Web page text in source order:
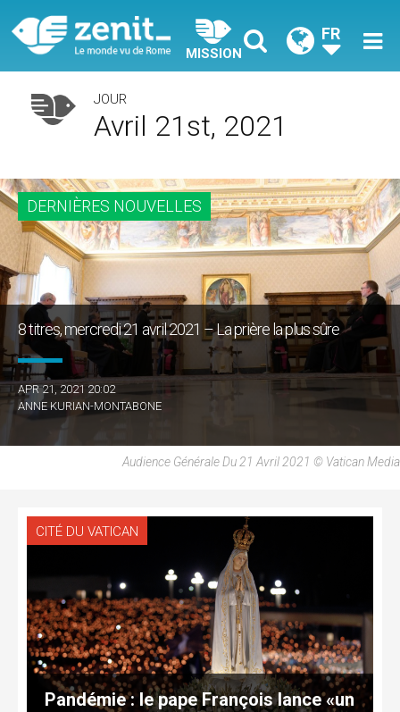
MISSION
FR
JOUR
Avril 21st, 2021
DERNIÈRES NOUVELLES
8 titres, mercredi 21 avril 2021 – La prière la plus sûre
APR 21, 2021 20:02
ANNE KURIAN-MONTABONE
Audience Générale Du 21 Avril 2021 © Vatican Media
CITÉ DU VATICAN
Pandémie : le pape François lance «un